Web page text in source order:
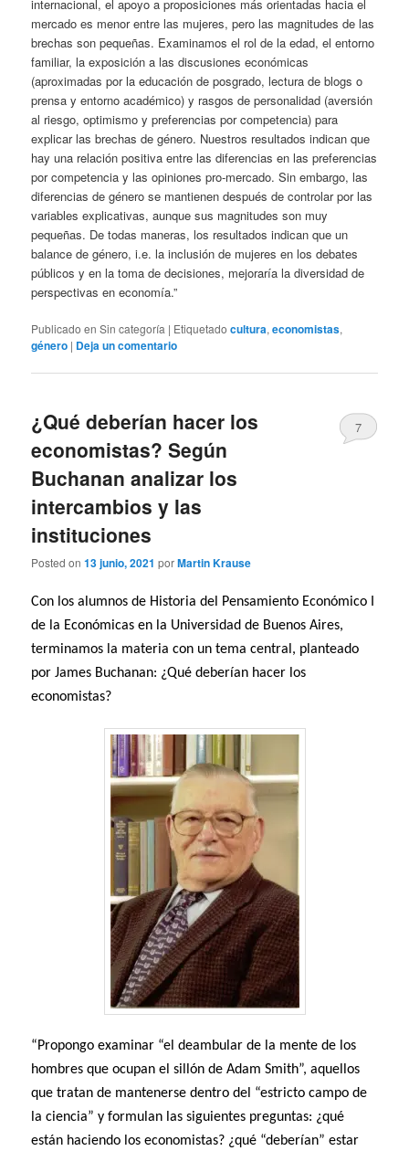
internacional, el apoyo a proposiciones más orientadas hacia el
mercado es menor entre las mujeres, pero las magnitudes de las
brechas son pequeñas. Examinamos el rol de la edad, el entorno
familiar, la exposición a las discusiones económicas
(aproximadas por la educación de posgrado, lectura de blogs o
prensa y entorno académico) y rasgos de personalidad (aversión
al riesgo, optimismo y preferencias por competencia) para
explicar las brechas de género. Nuestros resultados indican que
hay una relación positiva entre las diferencias en las preferencias
por competencia y las opiniones pro-mercado. Sin embargo, las
diferencias de género se mantienen después de controlar por las
variables explicativas, aunque sus magnitudes son muy
pequeñas. De todas maneras, los resultados indican que un
balance de género, i.e. la inclusión de mujeres en los debates
públicos y en la toma de decisiones, mejoraría la diversidad de
perspectivas en economía.”
Publicado en Sin categoría | Etiquetado cultura,economistas,
género | Deja un comentario
¿Qué deberían hacer los
economistas? Según
Buchanan analizar los
intercambios y las
instituciones
Posted on13 junio, 2021 porMartin Krause
7
Con los alumnos de Historia del Pensamiento Económico I
de la Económicas en la Universidad de Buenos Aires,
terminamos la materia con un tema central, planteado
por James Buchanan: ¿Qué deberían hacer los
economistas?
“Propongo examinar “el deambular de la mente de los
hombres que ocupan el sillón de Adam Smith”, aquellos
que tratan de mantenerse dentro del “estricto campo de
la ciencia” y formulan las siguientes preguntas: ¿qué
están haciendo los economistas? ¿qué “deberían” estar